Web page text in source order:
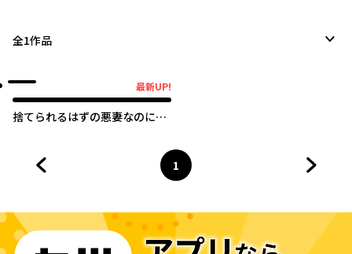
全1作品
最新UP!
捨てられるはずの悪妻なのに冷
ページ
1
へ